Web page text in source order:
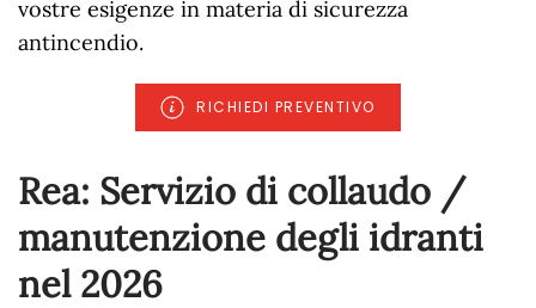
vostre esigenze in materia di sicurezza
antincendio.
RICHIEDI PREVENTIVO
Rea: Servizio di collaudo /
manutenzione degli idranti
nel 2026